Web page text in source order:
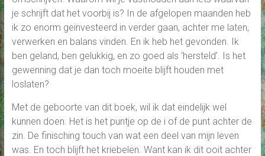
je schrijft dat het voorbij is? In de afgelopen maanden heb
ik zo enorm geïnvesteerd in verder gaan, achter me laten,
verwerken en balans vinden. En ik heb het gevonden. Ik
ben geland, ben gelukkig, en zo goed als ‘hersteld’. Is het
gewenning dat je dan toch moeite blijft houden met
loslaten?
Met de geboorte van dit boek, wil ik dat eindelijk wel
kunnen doen. Het is het puntje op de i of de punt achter de
zin. De finisching touch van wat een deel van mijn leven
was. En toch blijft het kriebelen. Want kan ik dit ooit achter